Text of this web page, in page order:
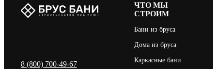
8 (800) 700-49-67
ЧТО МЫ
СТРОИМ
Бани из бруса
Дома из бруса
Каркасные бани